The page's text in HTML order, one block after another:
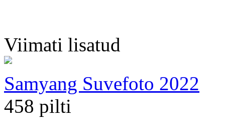
Viimati lisatud
Samyang Suvefoto 2022
458 pilti